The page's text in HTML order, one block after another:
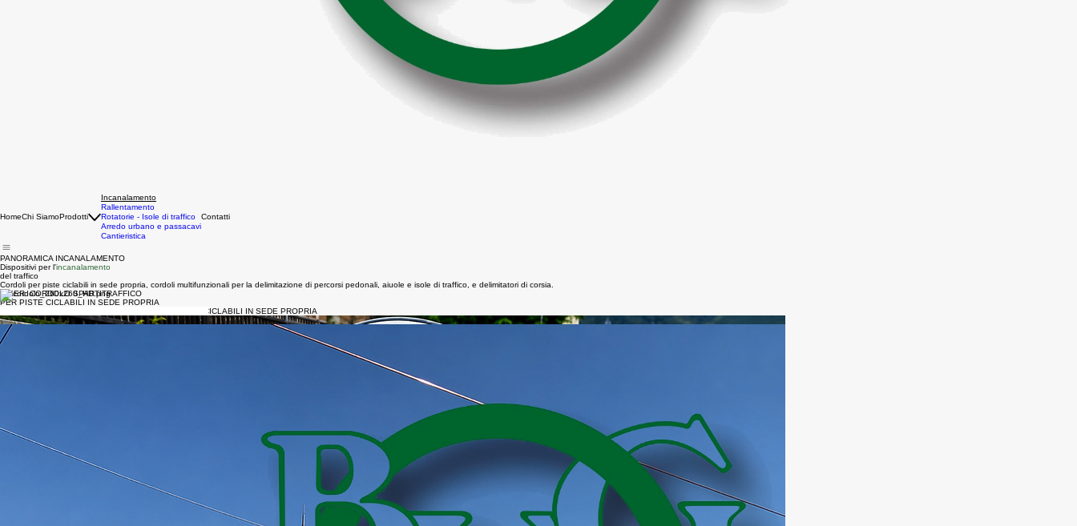
Incanalamento
Rallentamento
Rotatorie - Isole di traffico
PANORAMICA INCANALAMENTO
Dispositivi per l'incanalamento
del traffico
Cordoli per piste ciclabili in sede propria, cordoli multifunzionali per la delimitazione di percorsi pedonali, aiuole e isole di traffico, e delimitatori di corsia.
PER PISTE CICLABILI IN SEDE PROPRIA
BIKER/SP: CORDOLO SPARTITRAFFICO PER PISTE CICLABILI IN SEDE PROPRIA
CORDOLI MULTIFUNZIONALI
DELIMITATORI DI CORSIA